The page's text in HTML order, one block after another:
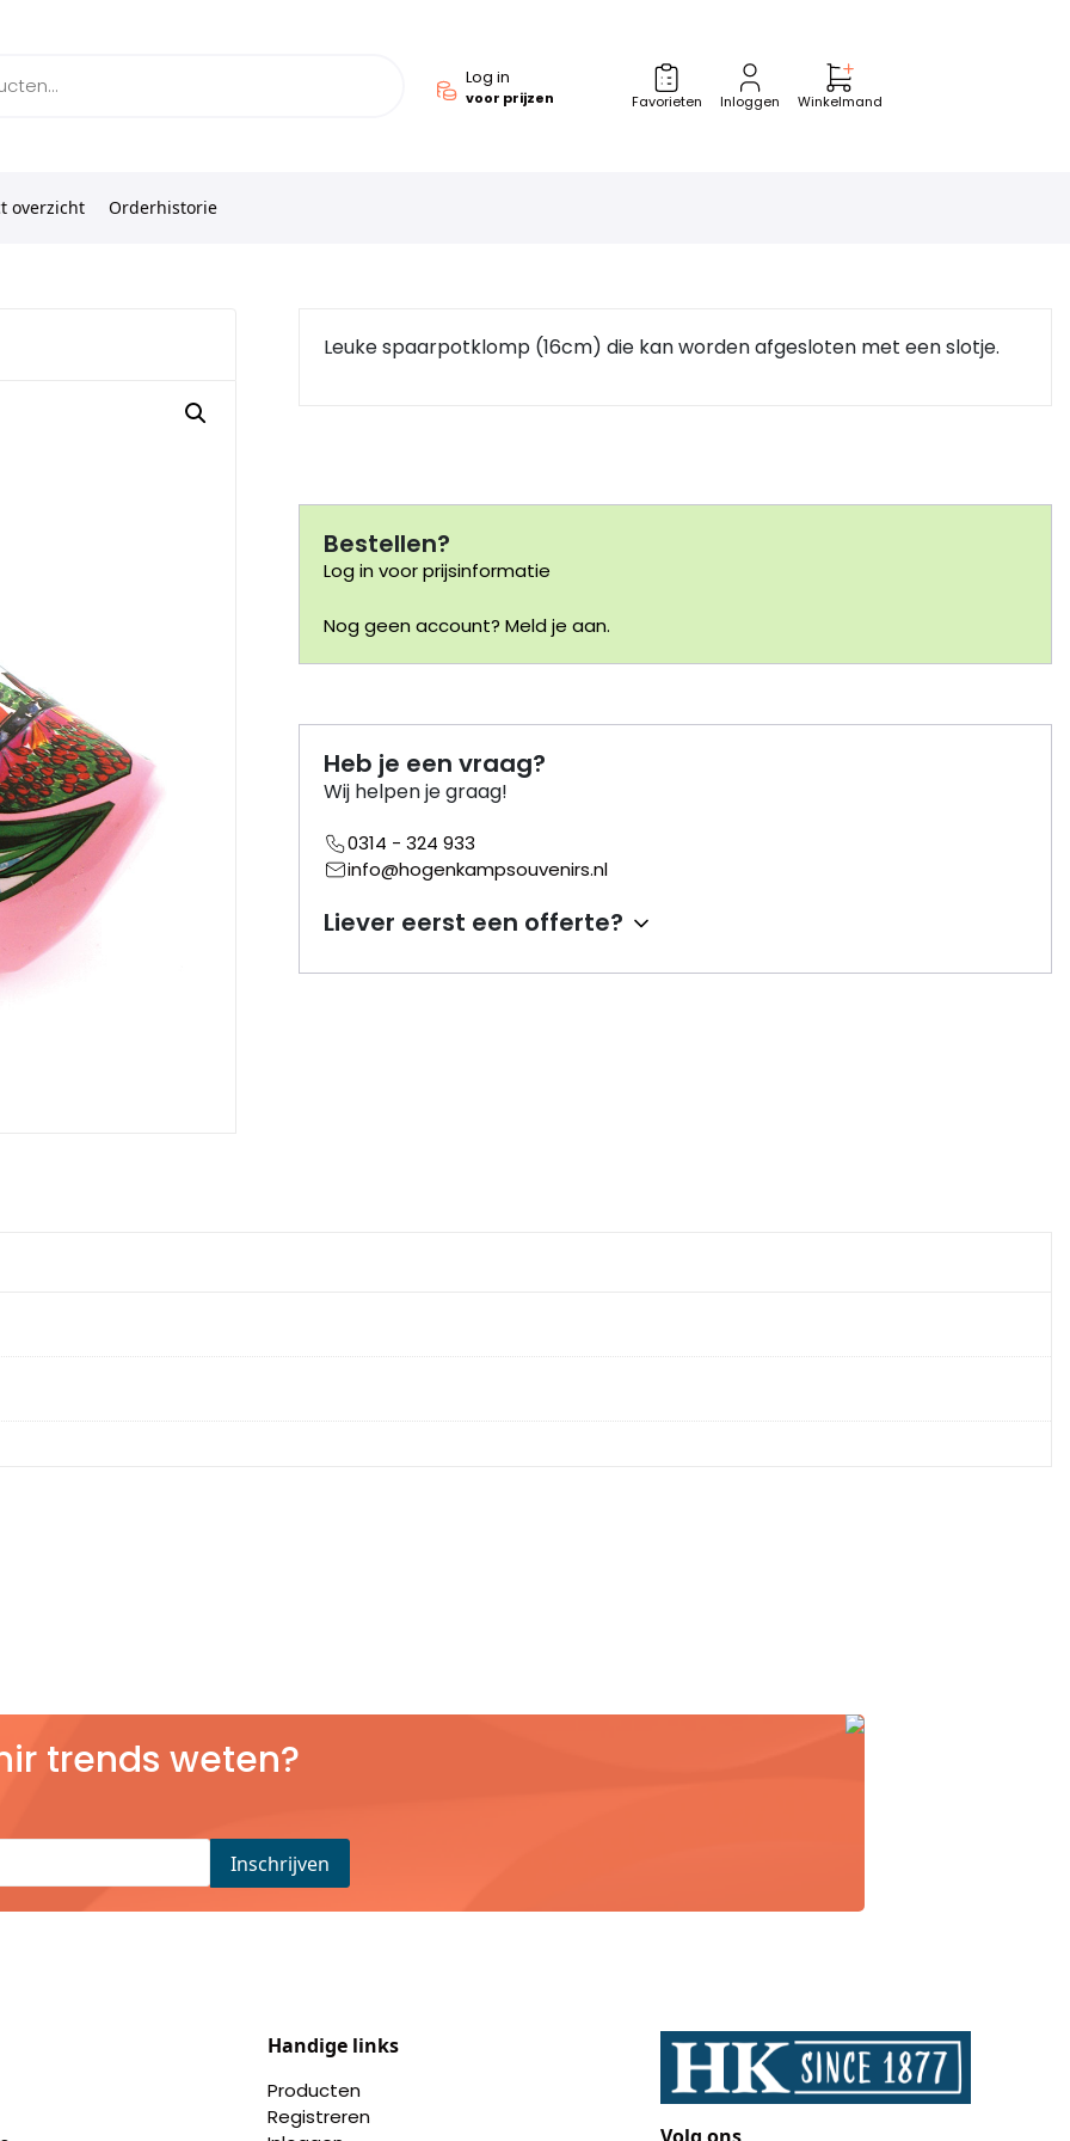
Log in
voor prijzen Favorieten Inloggen Winkelmand
overzicht Orderhistorie
Leuke spaarpotklomp (16cm) die kan worden afgesloten met een slotje.
Bestellen?
Log in voor prijsinformatie
Nog geen account? Meld je aan.
Heb je een vraag?
Wij helpen je graag!
0314 - 324 933
info@hogenkampsouvenirs.nl
Liever eerst een offerte?
trends weten?
Handige links
Producten
Registreren